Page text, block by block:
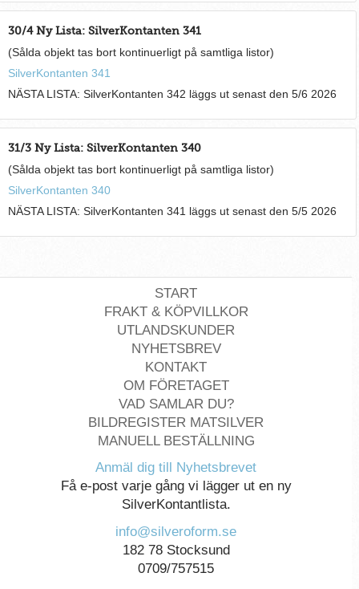
30/4 Ny Lista: SilverKontanten 341
(Sålda objekt tas bort kontinuerligt på samtliga listor)
SilverKontanten 341
NÄSTA LISTA: SilverKontanten 342 läggs ut senast den 5/6 2026
31/3 Ny Lista: SilverKontanten 340
(Sålda objekt tas bort kontinuerligt på samtliga listor)
SilverKontanten 340
NÄSTA LISTA: SilverKontanten 341 läggs ut senast den 5/5 2026
START
FRAKT & KÖPVILLKOR
UTLANDSKUNDER
NYHETSBREV
KONTAKT
OM FÖRETAGET
VAD SAMLAR DU?
BILDREGISTER MATSILVER
MANUELL BESTÄLLNING
Anmäl dig till Nyhetsbrevet
Få e-post varje gång vi lägger ut en ny
SilverKontantlista.
info@silveroform.se
182 78 Stocksund
0709/757515